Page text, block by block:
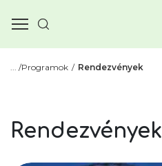
Programok Rendezvények
Rendezvények